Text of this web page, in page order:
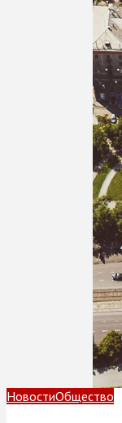
НовостиОбщество